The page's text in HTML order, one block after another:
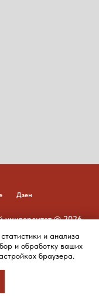
Дзен
университет © 2026
и анализа
и обработку ваших
браузера.